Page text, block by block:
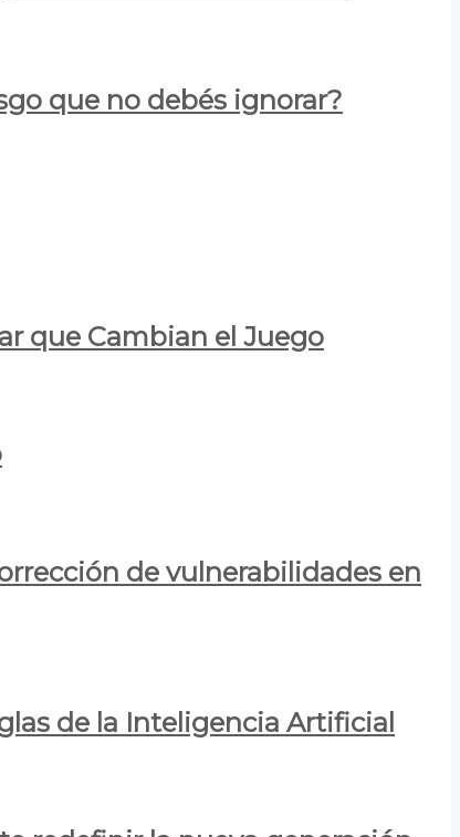
que no debés ignorar?
que Cambian el Juego
de vulnerabilidades en
de la Inteligencia Artificial